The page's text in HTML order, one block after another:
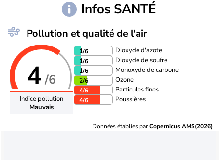
Infos SANTÉ
Pollution et qualité de l'air
4/6
Indice pollution
Mauvais
1/6 Dioxyde d'azote
1/6 Dioxyde de soufre
1/6 Monoxyde de carbone
2/6 Ozone
4/6 Particules fines
4/6 Poussières
Données établies parCopernicus AMS(2026)